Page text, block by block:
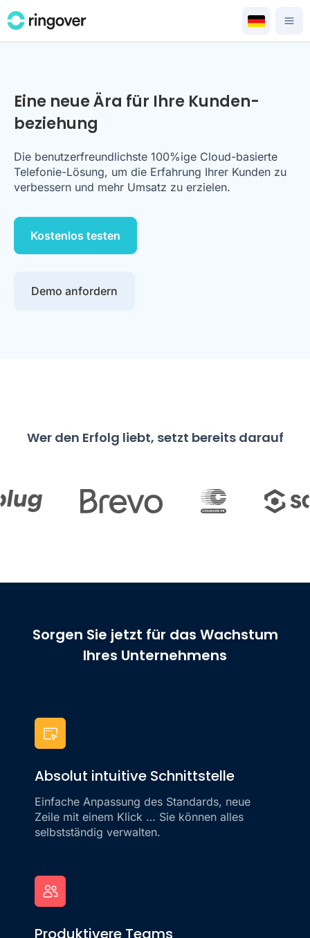
Eine neue Ära für Ihre Kunden­
beziehung
Die benutzerfreundlichste 100%ige Cloud-basierte
Telefonie-Lösung, um die Erfahrung Ihrer Kunden zu
verbessern und mehr Umsatz zu erzielen.
Kostenlos testen
Demo anfordern
Wer den Erfolg liebt, setzt bereits darauf
Sorgen Sie jetzt für das Wachstum
Ihres Unternehmens
Absolut intuitive Schnittstelle
Einfache Anpassung des Standards, neue
Zeile mit einem Klick … Sie können alles
selbstständig verwalten.
Produktivere Teams